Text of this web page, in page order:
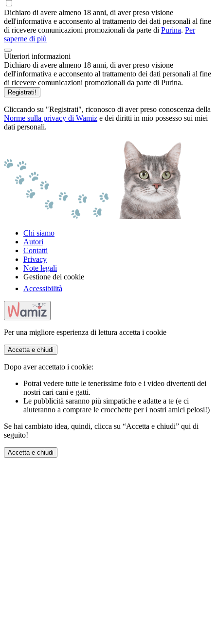
Dichiaro di avere almeno 18 anni, di aver preso visione
dell'informativa e acconsento al trattamento dei dati personali al fine
di ricevere comunicazioni promozionali da parte di Purina. Per
saperne di più
Ulteriori informazioni
Dichiaro di avere almeno 18 anni, di aver preso visione
dell'informativa e acconsento al trattamento dei dati personali al fine
di ricevere comunicazioni promozionali da parte di Purina.
Registrati!
Cliccando su "Registrati", riconosco di aver preso conoscenza della
Norme sulla privacy di Wamiz e dei diritti in mio possesso sui miei
dati personali.
Chi siamo
Autori
Contatti
Privacy
Note legali
Gestione dei cookie
Accessibilità
Per una migliore esperienza di lettura accetta i cookie
Accetta e chiudi
Dopo aver accettato i cookie:
Potrai vedere tutte le tenerissime foto e i video divertenti dei
nostri cari cani e gatti.
Le pubblicità saranno più simpatiche e adatte a te (e ci
aiuteranno a comprare le crocchette per i nostri amici pelosi!)
Se hai cambiato idea, quindi, clicca su “Accetta e chiudi” qui di
seguito!
Accetta e chiudi